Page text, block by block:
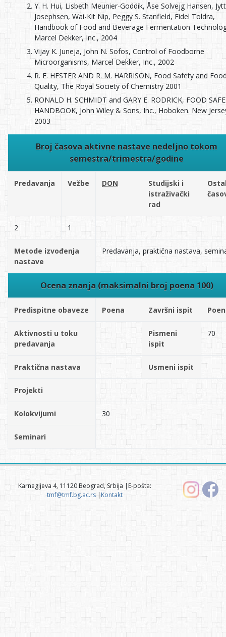
Y. H. Hui, Lisbeth Meunier-Goddik, Åse Solvejg Hansen,
Josephsen, Wai-Kit Nip, Peggy S. Stanfield, Fidel Toldra,
Handbook of Food and Beverage Fermentation
Marcel Dekker, Inc., 2004
Vijay K. Juneja, John N. Sofos, Control of Foodborne
Microorganisms, Marcel Dekker, Inc., 2002
R. E. HESTER AND R. M. HARRISON, Food Safety and
Quality, The Royal Society of Chemistry 2001
RONALD H. SCHMIDT and GARY E. RODRICK, FOOD
HANDBOOK, John Wiley & Sons, Inc., Hoboken. New
2003
Broj časova aktivne nastave nedeljno tokom
semestra/trimestra/godine
Predavanja Vežbe DON
Studijski i
istraživački
rad
2 1
Metode izvođenja
nastave
Predavanja, praktična nastava,
Ocena znanja (maksimalni broj poena 100)
Predispitne obaveze Poena Završni ispit
Aktivnosti u toku
predavanja
Pismeni
ispit
70
Praktična nastava Usmeni ispit
Projekti
Kolokvijumi 30
Seminari
Karnegijeva 4, 11120 Beograd, Srbija |E-pošta:
tmf@tmf.bg.ac.rs|Kontakt